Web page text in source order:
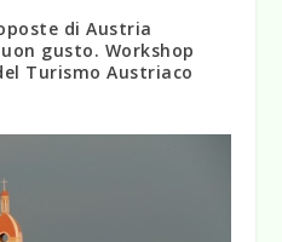
di Austria
gusto. Workshop
Turismo Austriaco